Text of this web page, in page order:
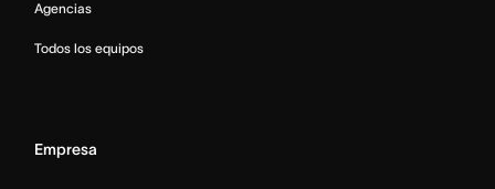
Agencias
Todos los equipos
Empresa